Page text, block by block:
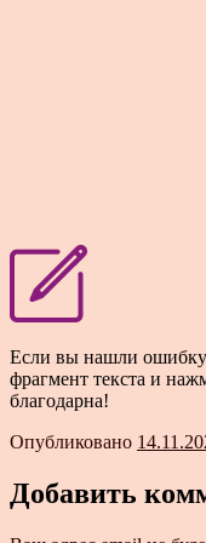
Если вы нашли ошибку
фрагмент текста и
благодарна!
Опубликовано
Добавить